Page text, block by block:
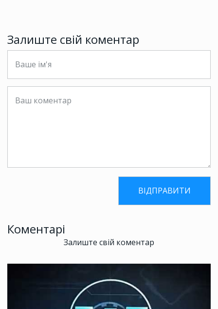
Залиште свій коментар
Коментарі
Залиште свій коментар